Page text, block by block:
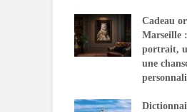
Cadeau
Marseille
portrait,
une